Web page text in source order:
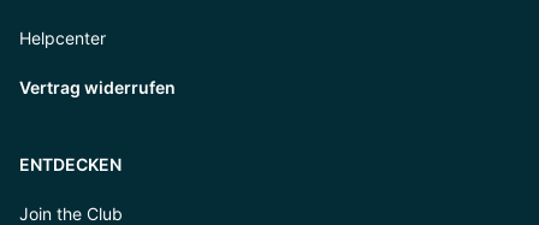
Helpcenter
Vertrag widerrufen
ENTDECKEN
Join the Club